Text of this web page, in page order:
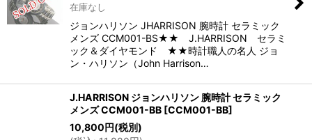
在庫なし
ジョンハリソン JHARRISON 腕時計 セラミック
メンズ CCM001-BS★★ J.HARRISON セラミ
ック＆ダイヤモンド ★★時計職人の名人 ジョ
ン・ハリソン（John Harrison…
J.HARRISON ジョンハリソン 腕時計 セラミック
メンズ CCM001-BB [CCM001-BB]
10,800円(税別)